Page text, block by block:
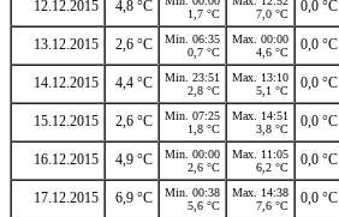
12.12.2015 4,8 °C
1,7 °C
7,0 °C
0,0 °C
13.12.2015 2,6 °C
Min. 06:35
0,7 °C
Max. 00:00
4,6 °C
0,0 °C
14.12.2015 4,4 °C
Min. 23:51
2,8 °C
Max. 13:10
5,1 °C
0,0 °C
15.12.2015 2,6 °C
Min. 07:25
1,8 °C
Max. 14:51
3,8 °C
0,0 °C
16.12.2015 4,9 °C
Min. 00:00
2,6 °C
Max. 11:05
6,2 °C
0,0 °C
17.12.2015 6,9 °C
Min. 00:38
5,6 °C
Max. 14:38
7,6 °C
0,0 °C